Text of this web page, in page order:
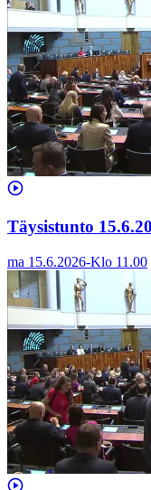
Täysistunto
ma 15.6.2026-Klo 11.00